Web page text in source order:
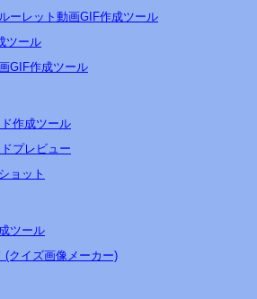
ーレット動画GIF作成ツール
ツール
GIF作成ツール
作成ツール
プレビュー
ョット
ツール
(クイズ画像メーカー)